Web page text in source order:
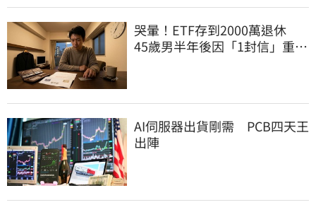
哭暈！ETF存到2000萬退休
45歲男半年後因「1封信」重回
AI伺服器出貨剛需 PCB四天王
出陣